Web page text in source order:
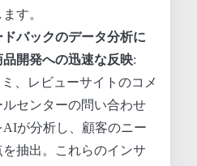
す。
バックのデータ分析に
品開発への迅速な反映:
、レビューサイトのコメ
ルセンターの問い合わせ
AIが分析し、顧客のニー
を抽出。これらのインサ